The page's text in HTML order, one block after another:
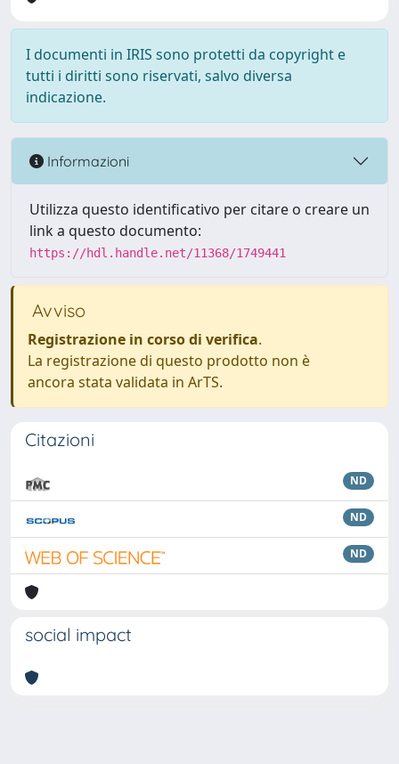
I documenti in IRIS sono protetti da copyright e
tutti i diritti sono riservati, salvo diversa
indicazione.
Informazioni
Utilizza questo identificativo per citare o creare un
link a questo documento:
https://hdl.handle.net/11368/1749441
Avviso
Registrazione in corso di verifica.
La registrazione di questo prodotto non è
ancora stata validata in ArTS.
Citazioni
ND
ND
ND
social impact